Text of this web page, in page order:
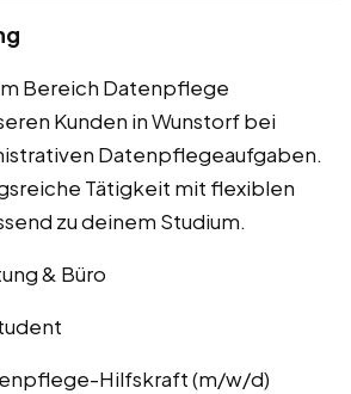
Bereich Datenpflege
Kunden in Wunstorf bei
Datenpflegeaufgaben.
Tätigkeit mit flexiblen
zu deinem Studium.
& Büro
Hilfskraft (m/w/d)